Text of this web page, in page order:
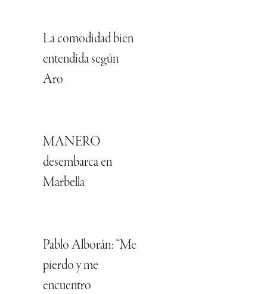
La comodidad bien
entendida según
Aro
MANERO
desembarca en
Marbella
Pablo Alborán: “Me
pierdo y me
encuentro